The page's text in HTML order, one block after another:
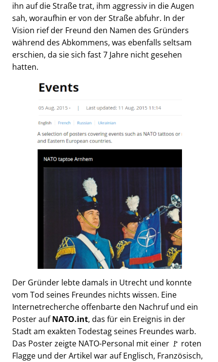
ihn auf die Straße trat, ihm aggressiv in die Augen
sah, woraufhin er von der Straße abfuhr. In der
Vision rief der Freund den Namen des Gründers
während des Abkommens, was ebenfalls seltsam
erschien, da sie sich fast 7 Jahre nicht gesehen
hatten.
Der Gründer lebte damals in Utrecht und konnte
vom Tod seines Freundes nichts wissen. Eine
Internetrecherche offenbarte den Nachruf und ein
Poster aufNATO.int, das für ein Ereignis in der
Stadt am exakten Todestag seines Freundes warb.
Das Poster zeigte NATO-Personal mit einer 🚩 roten
Flagge und der Artikel war auf Englisch, Französisch,